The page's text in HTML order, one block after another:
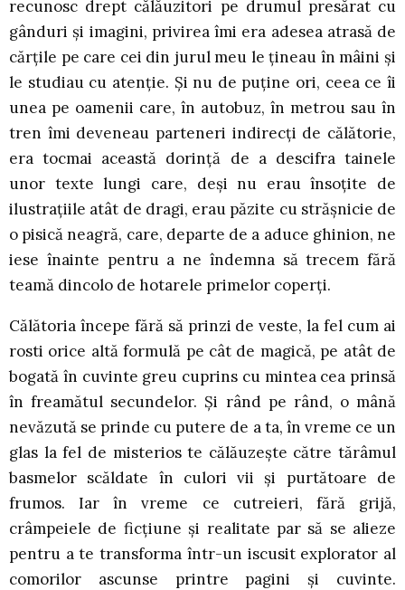
recunosc drept călăuzitori pe drumul presărat cu
gânduri şi imagini, privirea îmi era adesea atrasă de
cărţile pe care cei din jurul meu le ţineau în mâini şi
le studiau cu atenţie. Şi nu de puţine ori, ceea ce îi
unea pe oamenii care, în autobuz, în metrou sau în
tren îmi deveneau parteneri indirecţi de călătorie,
era tocmai această dorinţă de a descifra tainele
unor texte lungi care, deşi nu erau însoţite de
ilustraţiile atât de dragi, erau păzite cu străşnicie de
o pisică neagră, care, departe de a aduce ghinion, ne
iese înainte pentru a ne îndemna să trecem fără
teamă dincolo de hotarele primelor coperţi.
Călătoria începe fără să prinzi de veste, la fel cum ai
rosti orice altă formulă pe cât de magică, pe atât de
bogată în cuvinte greu cuprins cu mintea cea prinsă
în freamătul secundelor. Şi rând pe rând, o mână
nevăzută se prinde cu putere de a ta, în vreme ce un
glas la fel de misterios te călăuzeşte către tărâmul
basmelor scăldate în culori vii şi purtătoare de
frumos. Iar în vreme ce cutreieri, fără grijă,
crâmpeiele de ficţiune şi realitate par să se alieze
pentru a te transforma într-un iscusit explorator al
comorilor ascunse printre pagini şi cuvinte.